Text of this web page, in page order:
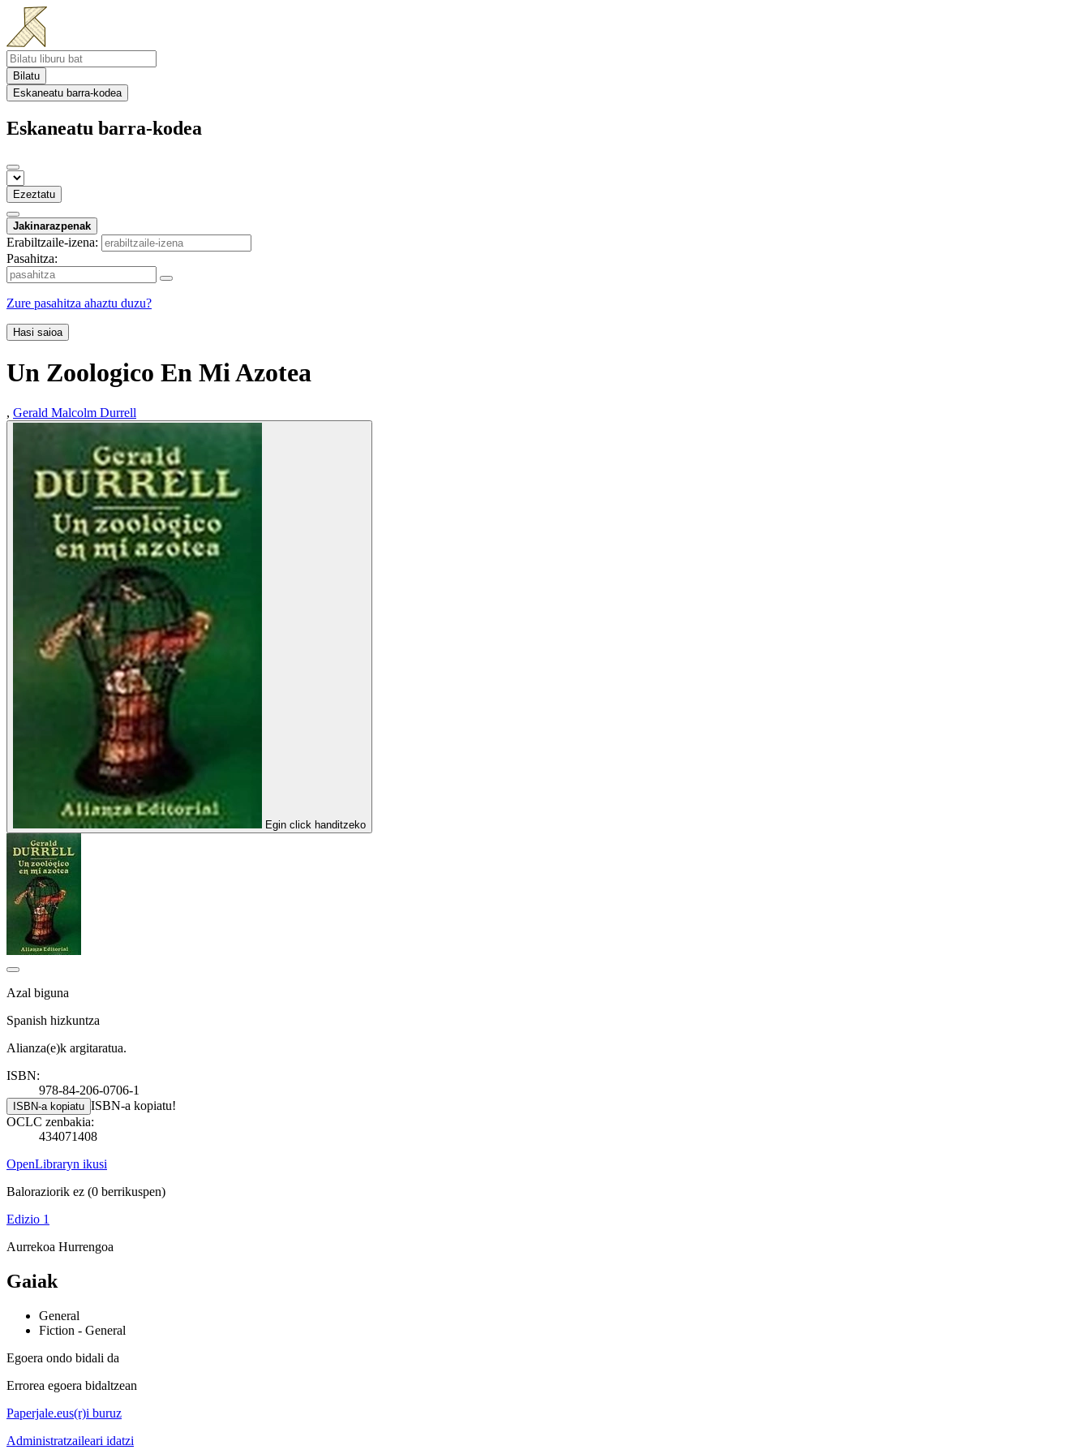
Bilatu
Eskaneatu barra-kodea
Eskaneatu barra-kodea
Ezeztatu
Jakinarazpenak
Erabiltzaile-izena:
Pasahitza:
Zure pasahitza ahaztu duzu?
Hasi saioa
Un Zoologico En Mi Azotea
, Gerald Malcolm Durrell
Egin click handitzeko
Azal biguna
Spanish hizkuntza
Alianza(e)k argitaratua.
ISBN:
978-84-206-0706-1
ISBN-a kopiatu ISBN-a kopiatu!
OCLC zenbakia:
434071408
OpenLibraryn ikusi
Baloraziorik ez (0 berrikuspen)
Edizio 1
Aurrekoa Hurrengoa
Gaiak
General
Fiction - General
Egoera ondo bidali da
Errorea egoera bidaltzean
Paperjale.eus(r)i buruz
Administratzaileari idatzi